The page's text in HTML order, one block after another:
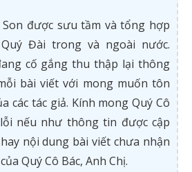
được sưu tầm và tổng hợp
Đài trong và ngoài nước.
cố gắng thu thập lại thông
bài viết với mong muốn tôn
các tác giả. Kính mong Quý Cô
nếu như thông tin được cập
nội dung bài viết chưa nhận
Quý Cô Bác, Anh Chị.